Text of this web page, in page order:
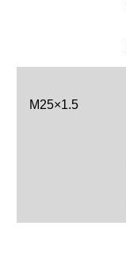
M25×1.5